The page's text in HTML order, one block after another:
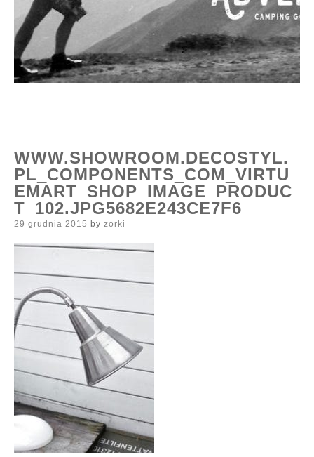
WWW.SHOWROOM.DECOSTYL.
PL_COMPONENTS_COM_VIRTU
EMART_SHOP_IMAGE_PRODUC
T_102.JPG5682E243CE7F6
Posted
29 grudnia 2015 by zorki